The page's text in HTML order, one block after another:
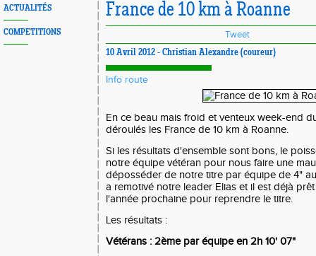
ACTUALITÉS
COMPETITIONS
France de 10 km à Roanne
Tweet
10 Avril 2012 - Christian Alexandre (coureur)
Info route
En ce beau mais froid et venteux week-end
déroulés les France de 10 km à Roanne.
Si les résultats d'ensemble sont bons, le
notre équipe vétéran pour nous faire une
déposséder de notre titre par équipe de 4"
a remotivé notre leader Elias et il est déjà
l'année prochaine pour reprendre le titre.
Les résultats :
Vétérans : 2ème par équipe en 2h 10' 07"